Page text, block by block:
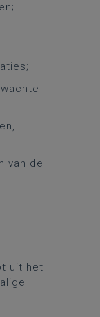
van de
uit het